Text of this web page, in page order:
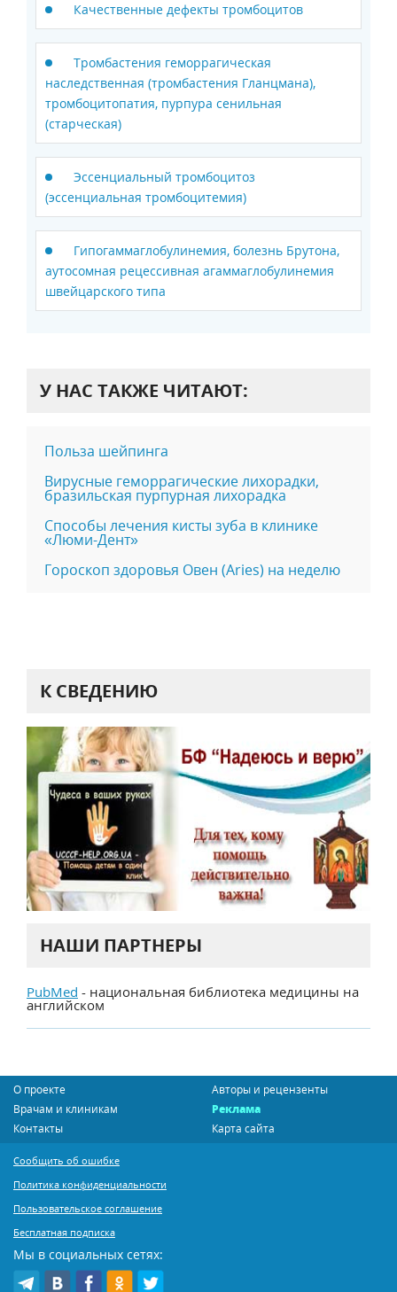
Качественные дефекты тромбоцитов
Тромбастения геморрагическая
наследственная (тромбастения Гланцмана),
тромбоцитопатия, пурпура сенильная
(старческая)
Эссенциальный тромбоцитоз
(эссенциальная тромбоцитемия)
Гипогаммаглобулинемия, болезнь Брутона,
аутосомная рецессивная агаммаглобулинемия
швейцарского типа
У НАС ТАКЖЕ ЧИТАЮТ:
Польза шейпинга
Вирусные геморрагические лихорадки,
бразильская пурпурная лихорадка
Способы лечения кисты зуба в клинике
«Люми-Дент»
Гороскоп здоровья Овен (Aries) на неделю
К СВЕДЕНИЮ
НАШИ ПАРТНЕРЫ
PubMed - национальная библиотека медицины на
английском
О проекте
Авторы и рецензенты
Врачам и клиникам
Реклама
Контакты
Карта сайта
Сообщить об ошибке
Политика конфиденциальности
Пользовательское соглашение
Бесплатная подписка
Мы в социальных сетях: